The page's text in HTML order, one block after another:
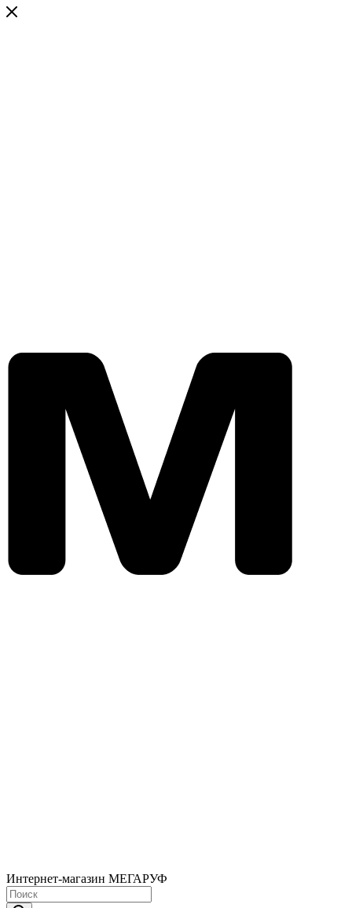
Интернет-магазин МЕГАРУФ